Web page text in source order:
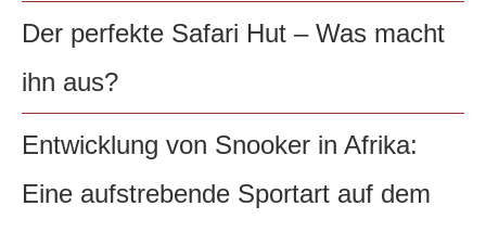
Der perfekte Safari Hut – Was macht
ihn aus?
Entwicklung von Snooker in Afrika:
Eine aufstrebende Sportart auf dem